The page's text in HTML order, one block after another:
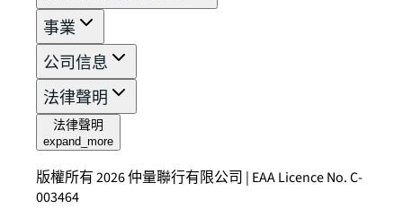
事業
公司信息
法律聲明
法律聲明
expand_more
版權所有 2026 仲量聯行有限公司 | EAA Licence No. C-
003464